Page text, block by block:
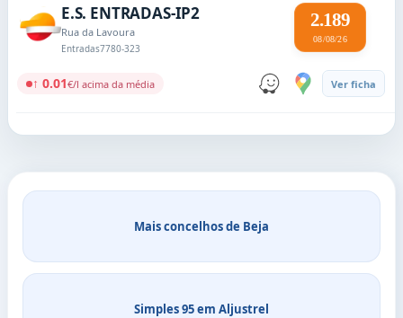
E.S. ENTRADAS-IP2
Rua da Lavoura
Entradas7780-323
2.189
08/08/26
↑ 0.01€/l acima da média Ver ficha
Mais concelhos de Beja
Simples 95 em Aljustrel